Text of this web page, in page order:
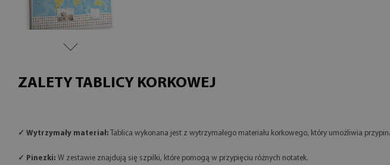
ZALETY TABLICY KORKOWEJ
✓ Wytrzymały materiał: Tablica wykonana jest z wytrzymałego materiału korkowego, który umożliwia
✓ Pinezki: W zestawie znajdują się szpilki, które pomogą w przypięciu różnych notatek.